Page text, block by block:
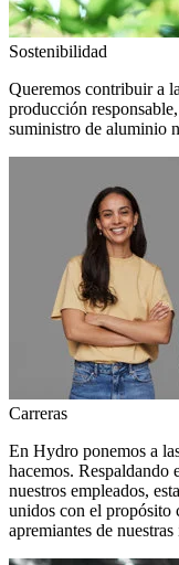
Sostenibilidad
Queremos contribuir a
producción
suministro de aluminio
Carreras
En Hydro ponemos a
hacemos. Respaldando
nuestros empleados,
unidos con el propósito
apremiantes de